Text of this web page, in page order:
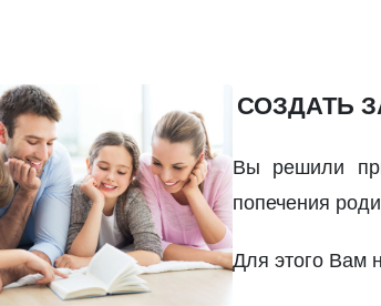
СОЗДАТЬ
Вы решили
попечения
Для этого Вам